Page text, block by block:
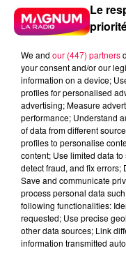
podcasts/2025/01/
Le
We and our (447) partners
your consent and/or our
information on a device;
profiles for personalised
advertising; Measure
performance; Understand
of data from different
profiles to personalise
content; Use limited data
detect fraud, and fix
Save and communicate
process personal data
following functionalities:
requested; Use precise
other data sources; Link
information transmitted